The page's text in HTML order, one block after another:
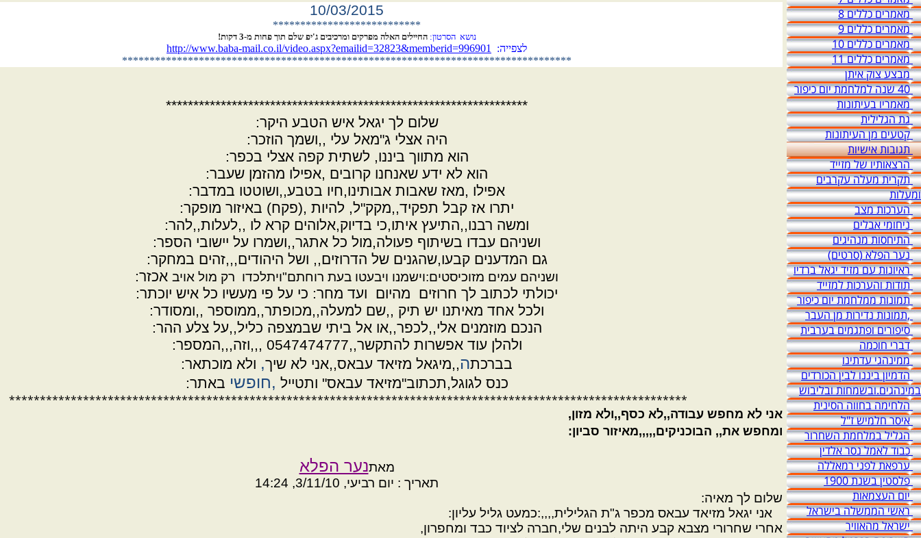
מאמרים כללים 8
מאמרים כללים 9
מאמרים כללים 10
מאמרים כללים 11
מבצע צוק איתן
40 שנה למלחמת יום כיפור
מאמריו בעיתונות
גת הגלילית
קטעים מן העיתונות
תגובות אישיות
הרצאותיו של מזייד
תקרית מעלה עקרבים
ומעלות
הערכות מצב
ניחומי אבלים
התיחסות מנהיגים
נער הפלא (סרטים)
ראיונות עם מזיד יגאל ברדיו
תודות והערכות למזייד
תמונות ממלחמת יום כיפור
,תמונות נדירות מן העבר
סיפורים ופתגמים בערבית
דברי חוכמה
ממינהגי עדתינו
הדמיון ביננו לבין הכורדים
במינהגים.ובשמחות ובליבוש
הלחימה בחווה הסינית
איסר חלמיש ז"ל
הגליל במלחמת השחרור
כבוד לאמל נסר אלדין
ערפאת לפני רמאללה
פלסטין בשנת 1900
יום העצמאות
ראשי הממשלה בישראל
ישראל מהאוויר
10/03/2015
***************************
נושא הסרטון:החיילים האלה מפרקים ומרכיבים ג'יפ שלם תוך פחות מ-3 דקות!
לצפייה:
http://www.baba-mail.co.il/video.aspx?emailid=32823&memberid=996901
******************************
******************************
**********************
******************************************************************
שלום לך יגאל איש הטבע היקר:
היה אצלי ג"מאל עלי ,,ושמך הוזכר:
הוא מתווך ביננו, לשתית קפה אצלי בכפר:
הוא לא ידע שאנחנו קרובים ,אפילו מהזמן שעבר:
אפילו ,מאז שאבות אבותינו,חיו בטבע,,ושוטטו במדבר:
יתרו אז קבל תפקיד,,מקק"ל, להיות ,(פקח) באיזור מופקר:
ומשה רבנו,,התיעץ איתו,כי בדיוק,אלוהים קרא לו ,,לעלות,,להר:
ושניהם עבדו בשיתוף פעולה,מול כל אתגר,,ושמרו על יישובי הספר:
גם המדענים קבעו,שהגנים של הדרוזים,, ושל היהודים,,,זהים במחקר:
ושניהם עמים מזוכיסטים:וישמנו ויבעטו בעת רוחתם"ויתלכדו רק מול אויב אכזר:
יכולתי לכתוב לך חרוזים מהיום ועד מחר: כי על פי מעשיו כל איש יוכתר:
ולכל אחד מאיתנו יש תיק ,,שם למעלה,,מכופתר,,ממוספר ,,ומסודר:
הנכם מוזמנים אלי,,לכפר,,או אל ביתי שבמצפה כליל,,על צלע ההר:
ולהלן עוד אפשרות להתקשר,,0547474777 ,,,וזה,,,המספר:
בברכתה,,מיגאל מזיאד עבאס,,אני לא שיך, ולא מוכתאר:
כנס לגוגל,תכתוב"מזיאד עבאס" ותטייל ,חופשי באתר:
**************************************************************************************************************
אני לא מחפש עבודה,,לא כסף,,ולא מזון,
ומחפש את,, הבוכניקים,,,,,מאיזור סביון:
מאתנער הפלא
תאריך : יום רביעי, 3/11/10, 14:24
שלום לך מאיה:
אני יגאל מזיאד עבאס מכפר ג"ת הגלילית,,,,:כמעט גליל עליון:
אחרי שחרורי מצבא קבע היתה לבנים שלי,חברה לציוד כבד ומחפרון,